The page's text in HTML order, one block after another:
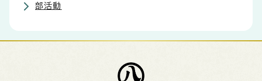
部活動